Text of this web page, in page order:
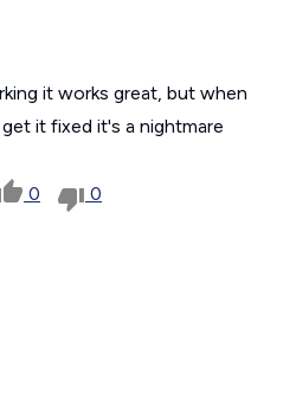
it works great, but when
it fixed it's a nightmare
0 0